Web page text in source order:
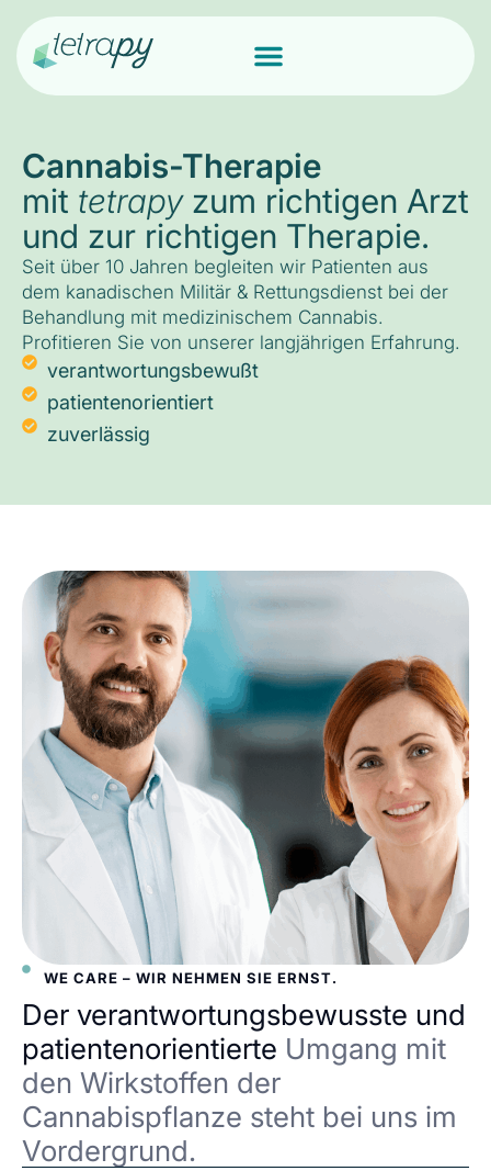
Cannabis-Therapie
mit tetrapyzum richtigen Arzt
und zur richtigen Therapie.
Seit über 10 Jahren begleiten wir Patienten aus
dem kanadischen Militär & Rettungsdienst bei der
Behandlung mit medizinischem Cannabis.
Profitieren Sie von unserer langjährigen Erfahrung.
verantwortungsbewußt
patientenorientiert
zuverlässig
WE CARE – WIR NEHMEN SIE ERNST.
Der verantwortungsbewusste und
patientenorientierte Umgang mit
den Wirkstoffen der
Cannabispflanze steht bei uns im
Vordergrund.